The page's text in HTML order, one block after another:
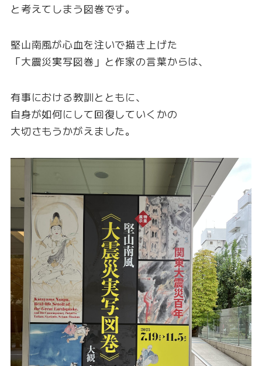
と考えてしまう図巻です。
堅山南風が心血を注いで描き上げた
「大震災実写図巻」と作家の言葉からは、
有事における教訓とともに、
自身が如何にして回復していくかの
大切さもうかがえました。